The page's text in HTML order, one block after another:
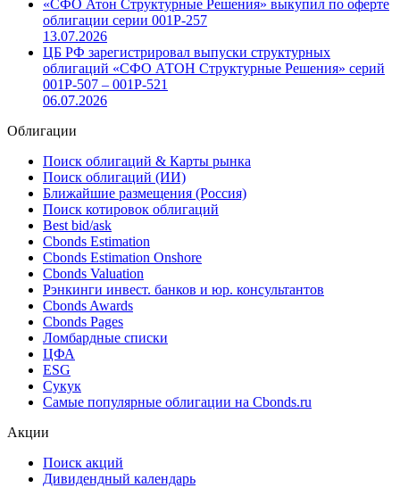
«СФО Атон Структурные Решения» выкупил по оферте
облигации серии 001Р-257
13.07.2026
ЦБ РФ зарегистрировал выпуски структурных
облигаций «СФО АТОН Структурные Решения» серий
001P-507 – 001P-521
06.07.2026
Облигации
Поиск облигаций & Карты рынка
Поиск облигаций (ИИ)
Ближайшие размещения (Россия)
Поиск котировок облигаций
Best bid/ask
Cbonds Estimation
Cbonds Estimation Onshore
Cbonds Valuation
Рэнкинги инвест. банков и юр. консультантов
Cbonds Awards
Cbonds Pages
Ломбардные списки
ЦФА
ESG
Сукук
Самые популярные облигации на Cbonds.ru
Акции
Поиск акций
Дивидендный календарь